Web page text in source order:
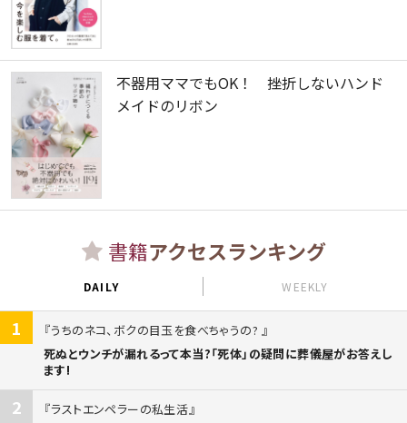
不器用ママでもOK！ 挫折しないハンド
メイドのリボン
書籍アクセスランキング
DAILY WEEKLY
1
うちのネコ、ボクの目玉を食べちゃうの?
死ぬとウンチが漏れるって本当?「死体」の疑問に葬儀屋がお答えし
ます!
2
ラストエンペラーの私生活